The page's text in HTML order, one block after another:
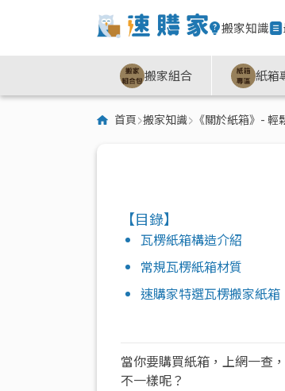
搬家知識
搬家組合 紙箱
首頁 搬家知識 《關於紙箱》- 輕
【目錄】
瓦楞紙箱構造介紹
常規瓦楞紙箱材質
速購家特選瓦楞搬家紙箱
當你要購買紙箱，上網一查
不一樣呢？